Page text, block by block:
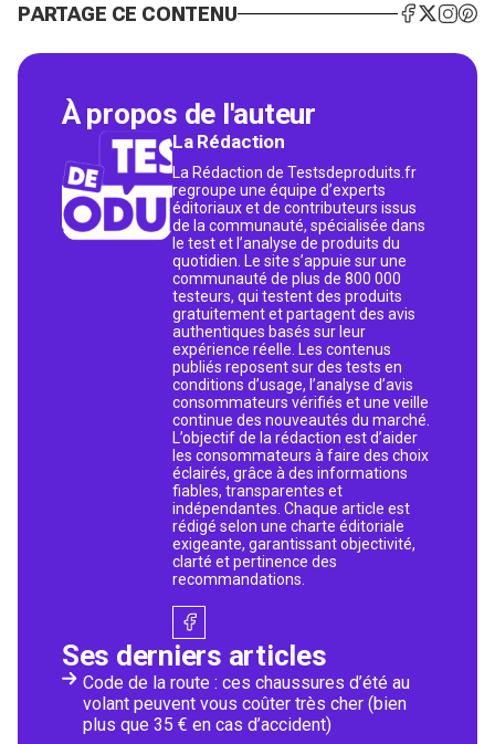
PARTAGE CE CONTENU
À propos de l'auteur
La Rédaction
La Rédaction de Testsdeproduits.fr
regroupe une équipe d’experts
éditoriaux et de contributeurs issus
de la communauté, spécialisée dans
le test et l’analyse de produits du
quotidien. Le site s’appuie sur une
communauté de plus de 800 000
testeurs, qui testent des produits
gratuitement et partagent des avis
authentiques basés sur leur
expérience réelle. Les contenus
publiés reposent sur des tests en
conditions d’usage, l’analyse d’avis
consommateurs vérifiés et une veille
continue des nouveautés du marché.
L’objectif de la rédaction est d’aider
les consommateurs à faire des choix
éclairés, grâce à des informations
fiables, transparentes et
indépendantes. Chaque article est
rédigé selon une charte éditoriale
exigeante, garantissant objectivité,
clarté et pertinence des
recommandations.
Ses derniers articles
Code de la route : ces chaussures d’été au
volant peuvent vous coûter très cher (bien
plus que 35 € en cas d’accident)